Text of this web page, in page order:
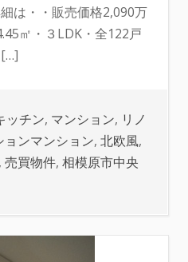
は・・販売価格2,090万
㎡・３LDK・全122戸
[…]
ッチン, マンション, リノ
ョンマンション, 北欧風,
, 売買物件, 相模原市中央